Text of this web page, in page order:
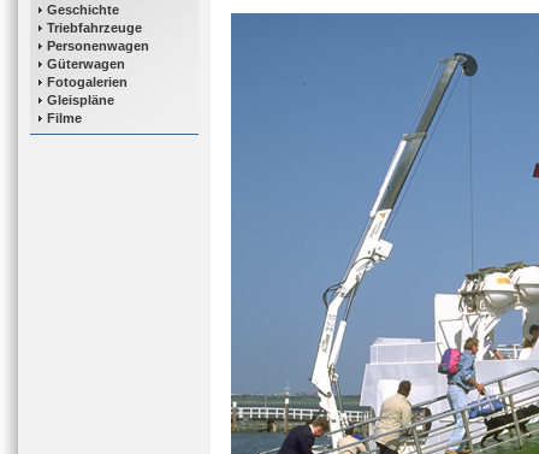
Geschichte
Triebfahrzeuge
Personenwagen
Güterwagen
Fotogalerien
Gleispläne
Filme